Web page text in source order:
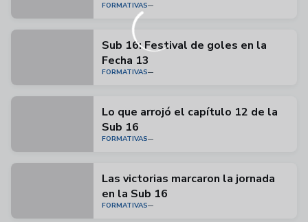
FORMATIVAS
Sub 16: Festival de goles en la
Fecha 13
FORMATIVAS
Lo que arrojó el capítulo 12 de la
Sub 16
FORMATIVAS
Las victorias marcaron la jornada
en la Sub 16
FORMATIVAS